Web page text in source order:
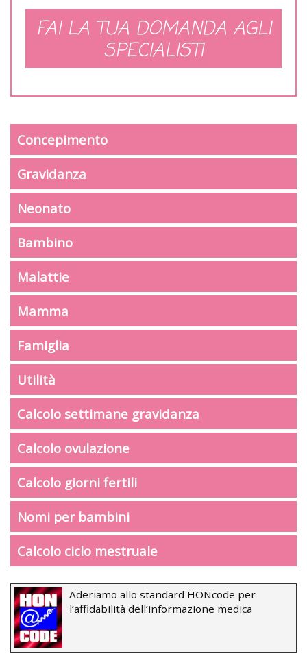
FAI LA TUA DOMANDA AGLI
SPECIALISTI
Concepimento
Gravidanza
Neonato
Bambino
Malattie
Mamma
Famiglia
Utilità
Calcolo settimane gravidanza
Calcolo ovulazione
Calcolo giorni fertili
Nomi per bambini
Calcolo ciclo mestruale
Aderiamo allo standard HONcode per
l’affidabilità dell’informazione medica